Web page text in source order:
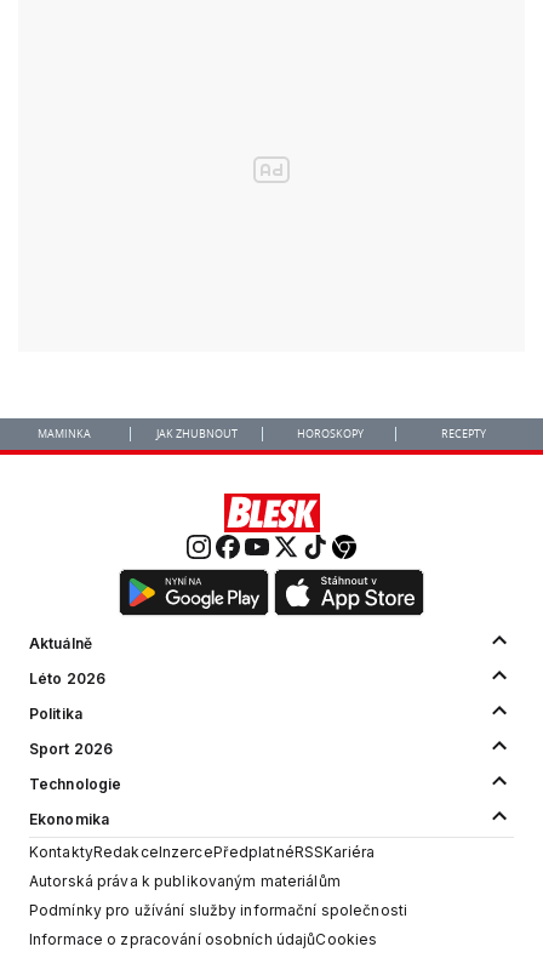
MAMINKA JAK ZHUBNOUT HOROSKOPY RECEPTY
Aktuálně
Léto 2026
Politika
Sport 2026
Technologie
Ekonomika
KontaktyRedakceInzercePředplatnéRSSKariéra
Autorská práva k publikovaným materiálům
Podmínky pro užívání služby informační společnosti
Informace o zpracování osobních údajůCookies